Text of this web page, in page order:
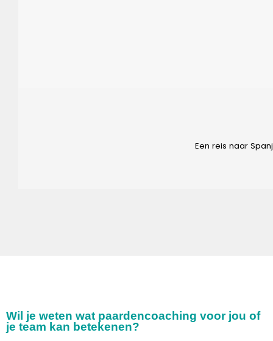
Een reis naar
Wil je weten wat paardencoaching voor jou of
je team kan betekenen?